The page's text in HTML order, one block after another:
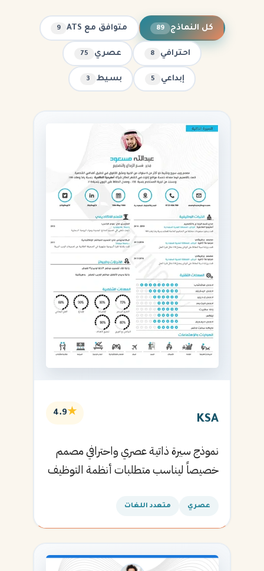
كل النماذج 89 متوافق مع ATS 9
احترافي 8 عصري 75
إبداعي 5 بسيط 3
KSA
★
4.9
نموذج سيرة ذاتية عصري واحترافي مصمم
خصيصاً ليناسب متطلبات أنظمة التوظيف
القادمة.
عصري متعدد اللغات